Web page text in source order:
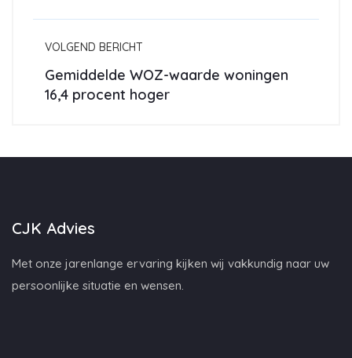
VOLGEND BERICHT
Gemiddelde WOZ-waarde woningen
16,4 procent hoger
CJK Advies
Met onze jarenlange ervaring kijken wij vakkundig naar uw
persoonlijke situatie en wensen.